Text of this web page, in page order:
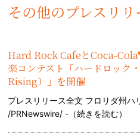
その他のプレスリリ
Hard Rock CafeとCoca-
楽コンテスト「ハードロック
Rising）」を開催
プレスリリース全文 フロリダ州
/PRNewswire/ -（続きを読む）